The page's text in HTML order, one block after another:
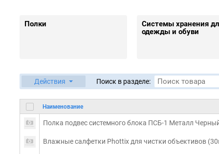
Полки
Системы хранения
одежды и обуви
Действия Поиск в разделе:
Наименование
Полка подвес системного блока ПСБ-1 Металл
Влажные салфетки Phottix для чистки объективов